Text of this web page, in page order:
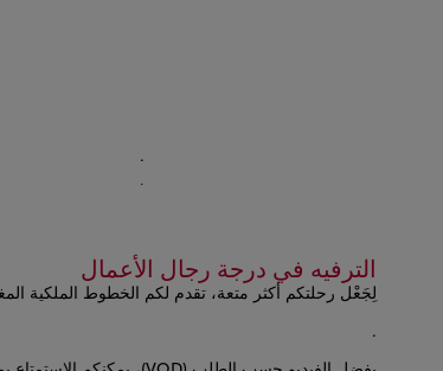
.
.
الترفيه في درجة رجال الأعمال
لِجَعْل رحلتكم أكثر متعة، تقدم لكم الخطوط الملكية
Open in a new window.